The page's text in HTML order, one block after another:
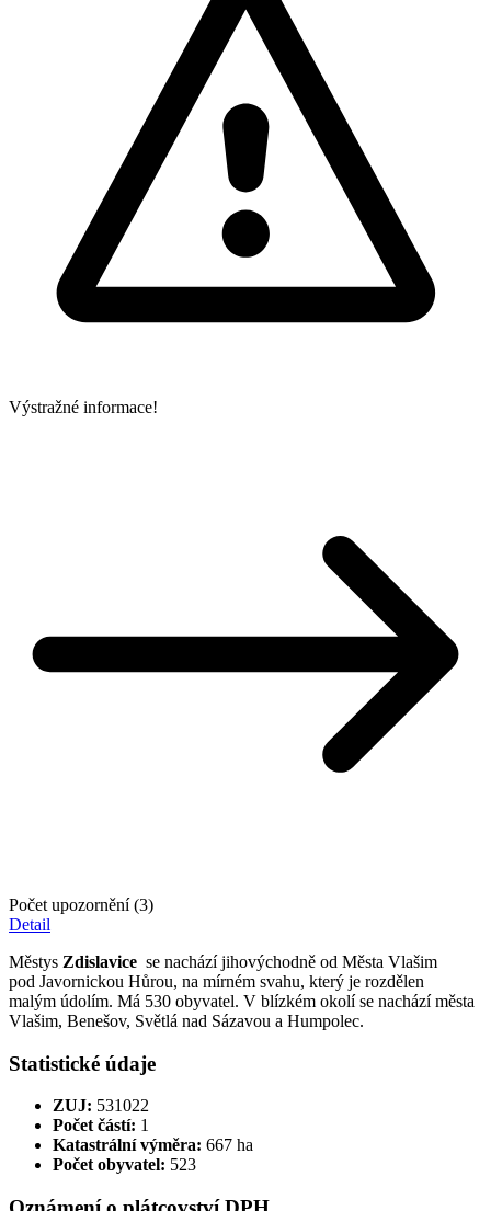
Výstražné informace!
Počet upozornění (3)
Detail
Městys Zdislavice se nachází jihovýchodně od Města Vlašim
pod Javornickou Hůrou, na mírném svahu, který je rozdělen
malým údolím. Má 530 obyvatel. V blízkém okolí se nachází města
Vlašim, Benešov, Světlá nad Sázavou a Humpolec.
Statistické údaje
ZUJ: 531022
Počet částí: 1
Katastrální výměra: 667 ha
Počet obyvatel: 523